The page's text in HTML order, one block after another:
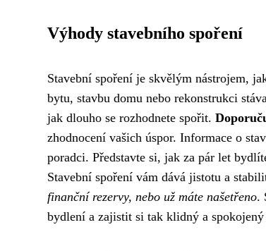
Výhody stavebního spoření
Stavební spoření je skvělým nástrojem,
bytu, stavbu domu nebo rekonstrukci
jak dlouho se rozhodnete spořit.
zhodnocení vašich úspor. Informace o
poradci. Představte si, jak za pár let
Stavební spoření vám dává jistotu a
finanční rezervy, nebo už máte našetřeno.
bydlení a zajistit si tak klidný a